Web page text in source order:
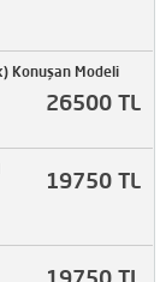
Konuşan Modeli
26500 TL
19750 TL